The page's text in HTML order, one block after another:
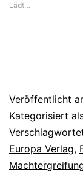
Lädt…
Veröffentlicht
Kategorisiert
Europa Verlag,